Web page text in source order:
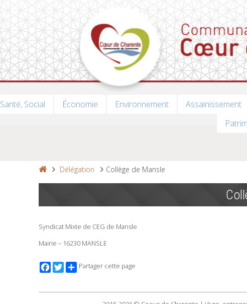
Santé, Social Économie Environnement Assainissement
Délégation Collège de Mansle
Syndicat Mixte de CEG de Mansle
Mairie – 16230 MANSLE
Facebook
TwitterPartager cette page